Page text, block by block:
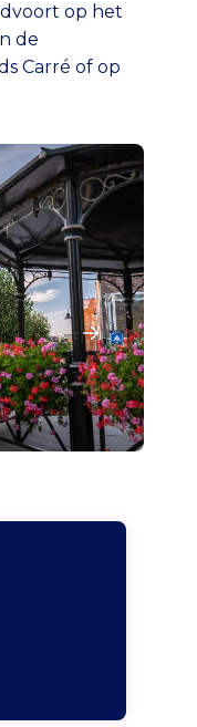
op het
de
Carré of op